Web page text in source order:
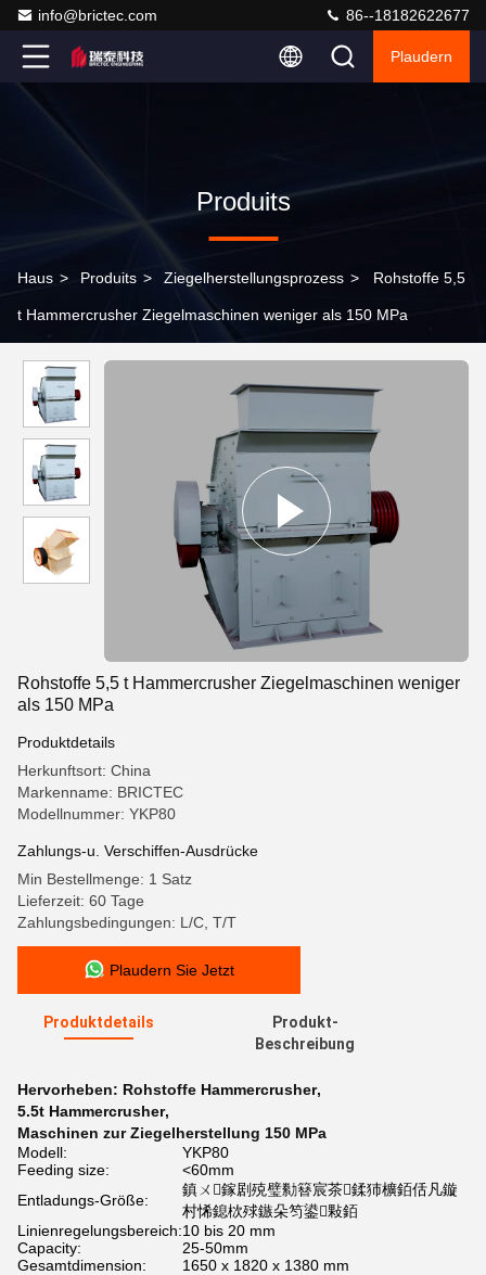
info@brictec.com 86--18182622677
Plaudern
Produits
Haus > Produits > Ziegelherstellungsprozess > Rohstoffe 5,5
t Hammercrusher Ziegelmaschinen weniger als 150 MPa
Rohstoffe 5,5 t Hammercrusher Ziegelmaschinen weniger
als 150 MPa
Produktdetails
Herkunftsort: China
Markenname: BRICTEC
Modellnummer: YKP80
Zahlungs-u. Verschiffen-Ausdrücke
Min Bestellmenge: 1 Satz
Lieferzeit: 60 Tage
Zahlungsbedingungen: L/C, T/T
Plaudern Sie Jetzt
Produktdetails
Produkt-
Beschreibung
Hervorheben: Rohstoffe Hammercrusher,
5.5t Hammercrusher,
Maschinen zur Ziegelherstellung 150 MPa
Modell:
YKP80
Feeding size:
<60mm
Entladungs-Größe:
鎮ㄨ鎵剧殑璧勬簮宸茶鍒犻櫎銆佸凡鏇
村悕鎴栨殏鏃朵笉鍙敤銆
Linienregelungsbereich:10 bis 20 mm
Capacity:
25-50mm
Gesamtdimension:
1650 x 1820 x 1380 mm